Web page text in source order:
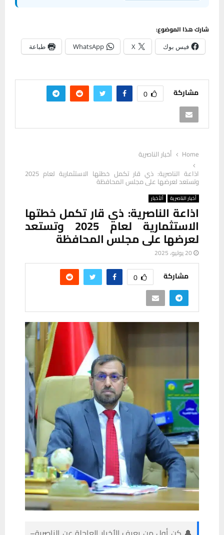
شارك هذا الموضوع:
فيس بوك X
WhatsApp طباعة
مشاركة 0
Home
أخبار الناصرية
اذاعة الناصرية: ذي قار تكمل خطتها الاستثمارية لعام 2025
وتستعد لعرضها على مجلس المحافظة
أخبار الناصرية ألأخبار
اذاعة الناصرية: ذي قار تكمل خطتها
الاستثمارية لعام 2025 وتستعد
لعرضها على مجلس المحافظة
20 يوليو، 2025
مشاركة 0